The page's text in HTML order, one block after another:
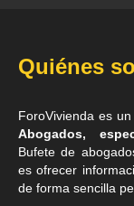
Quiénes
ForoVivienda es
Abogados,
Bufete de
es ofrecer
de forma sencilla